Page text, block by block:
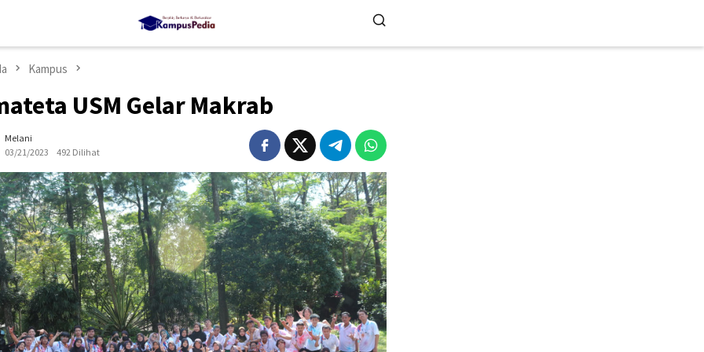
Kampus
USM Gelar Makrab
Melani
03/21/2023
492 Dilihat